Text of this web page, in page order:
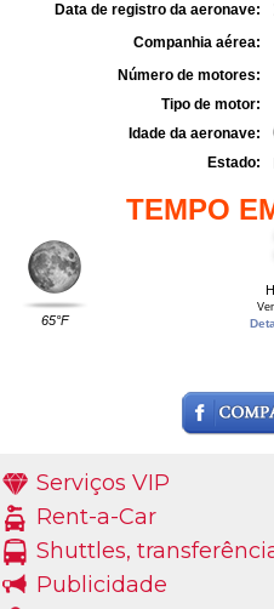
Data de registro da aeronave:
Companhia aérea:
Número de motores:
Tipo de motor:
Idade da aeronave:
Estado:
TEMPO
65°F
Serviços VIP
Rent-a-Car
Shuttles,
Publicidade